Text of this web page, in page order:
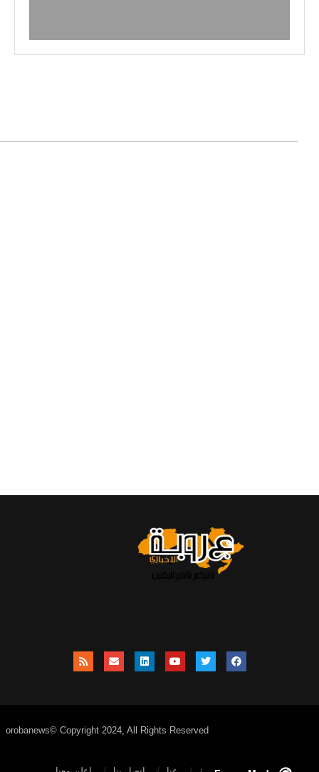
orobanews© Copyright 2024, All Rights Reserved